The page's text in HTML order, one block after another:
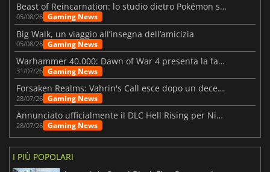
Beast of Reincarnation: lo studio dietro Pokémon su una nuova strada
05/08/26 Gaming News
Big Walk, un viaggio all’insegna dell’amicizia
05/08/26 Gaming News
Warhammer 40.000: Dawn of War 4 presenta la fazione dei Necron
31/07/26 Gaming News
Forsaken Realms: Vahrin's Call esce dopo un decennio di sviluppo
28/07/26 Gaming News
Annunciato ufficialmente il DLC Hell Rising per Nioh 3
28/07/26 Gaming News
I PIÙ POPOLARI